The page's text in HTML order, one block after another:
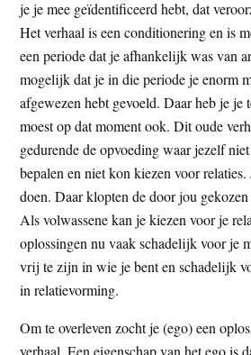
je je mee geïdentificeerd hebt, dat
Het verhaal is een conditionering en is
een periode dat je afhankelijk was van
mogelijk dat je in die periode je enorm
afgewezen hebt gevoeld. Daar heb je je
moest op dat moment ook. Dit oude
gedurende de opvoeding waar jezelf
bepalen en niet kon kiezen voor relaties.
doen. Daar klopten de door jou
Als volwassene kan je kiezen voor je
oplossingen nu vaak schadelijk voor je
vrij te zijn in wie je bent en schadelijk
in relatievorming.
Om te overleven zocht je (ego) een
verhaal. Een eigenschap van het ego is